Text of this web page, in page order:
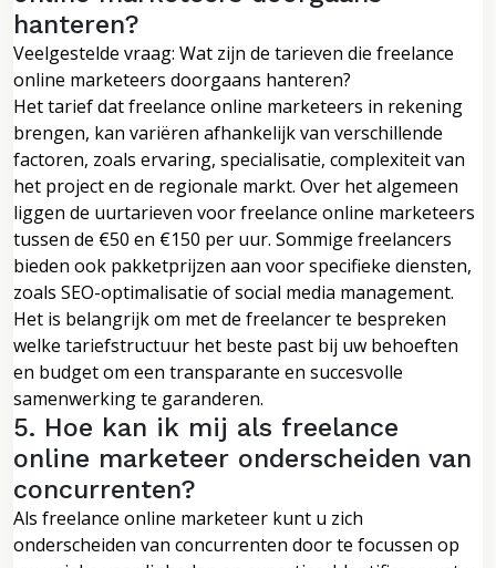
hanteren?
Veelgestelde vraag: Wat zijn de tarieven die freelance
online marketeers doorgaans hanteren?
Het tarief dat freelance online marketeers in rekening
brengen, kan variëren afhankelijk van verschillende
factoren, zoals ervaring, specialisatie, complexiteit van
het project en de regionale markt. Over het algemeen
liggen de uurtarieven voor freelance online marketeers
tussen de €50 en €150 per uur. Sommige freelancers
bieden ook pakketprijzen aan voor specifieke diensten,
zoals SEO-optimalisatie of social media management.
Het is belangrijk om met de freelancer te bespreken
welke tariefstructuur het beste past bij uw behoeften
en budget om een transparante en succesvolle
samenwerking te garanderen.
5. Hoe kan ik mij als freelance
online marketeer onderscheiden van
concurrenten?
Als freelance online marketeer kunt u zich
onderscheiden van concurrenten door te focussen op